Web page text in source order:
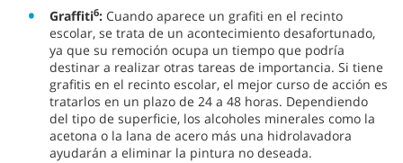
Graffiti6: Cuando aparece un grafiti en el recinto
escolar, se trata de un acontecimiento desafortunado,
ya que su remoción ocupa un tiempo que podría
destinar a realizar otras tareas de importancia. Si tiene
grafitis en el recinto escolar, el mejor curso de acción es
tratarlos en un plazo de 24 a 48 horas. Dependiendo
del tipo de superficie, los alcoholes minerales como la
acetona o la lana de acero más una hidrolavadora
ayudarán a eliminar la pintura no deseada.